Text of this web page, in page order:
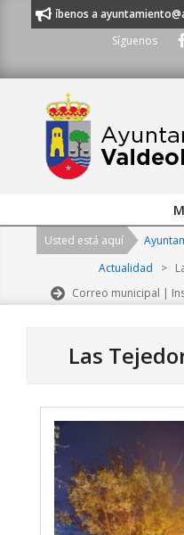
a
Síguenos
Navigation
Usted está aquí
Actualidad
>
Correo municipal |
Las